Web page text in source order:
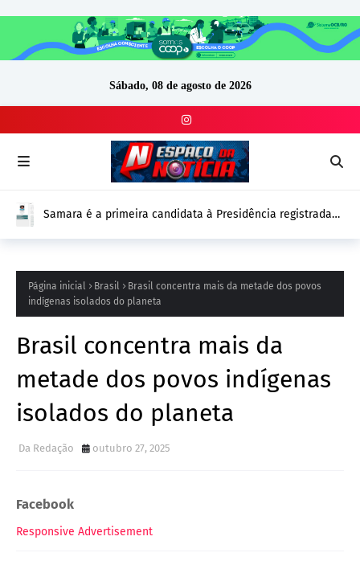
Sábado, 08 de agosto de 2026
Samara é a primeira candidata à Presidência registrada
Página inicial Brasil
Brasil concentra mais da metade dos povos
indígenas isolados do planeta
Brasil concentra mais da
metade dos povos indígenas
isolados do planeta
Da Redação outubro 27, 2025
Facebook
Responsive Advertisement